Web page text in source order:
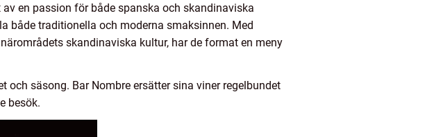
en passion för både spanska och skandinaviska
både traditionella och moderna smaksinnen. Med
skandinaviska kultur, har de format en meny
och säsong. Bar Nombre ersätter sina viner regelbundet
besök.